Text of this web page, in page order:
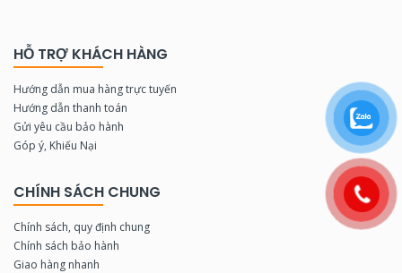
HỖ TRỢ KHÁCH HÀNG
Hướng dẫn mua hàng trực tuyến
Hướng dẫn thanh toán
Gửi yêu cầu bảo hành
Góp ý, Khiếu Nại
CHÍNH SÁCH CHUNG
Chính sách, quy định chung
Chính sách bảo hành
Giao hàng nhanh